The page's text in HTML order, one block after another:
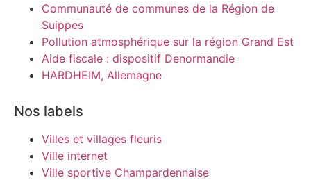
Communauté de communes de la Région de
Suippes
Pollution atmosphérique sur la région Grand Est
Aide fiscale : dispositif Denormandie
HARDHEIM, Allemagne
Nos labels
Villes et villages fleuris
Ville internet
Ville sportive Champardennaise